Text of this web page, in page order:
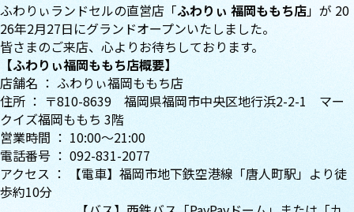
ふわりぃランドセルの直営店「ふわりぃ 福岡ももち店」が 20
26年2月27日にグランドオープンいたしました。
皆さまのご来店、心よりお待ちしております。
【ふわりぃ福岡ももち店概要】
店舗名 ： ふわりぃ福岡ももち店
住所 ： 〒810-8639 福岡県福岡市中央区地行浜2-2-1 マー
クイズ福岡ももち 3階
営業時間 ： 10:00～21:00
電話番号 ： 092-831-2077
アクセス ： 【電車】福岡市地下鉄空港線「唐人町駅」より徒
歩約10分